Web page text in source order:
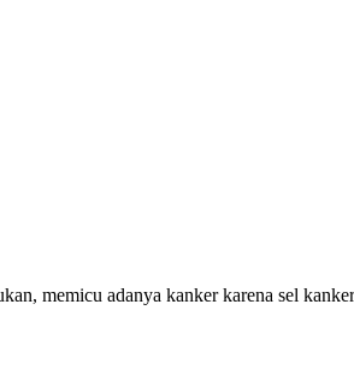
memicu adanya kanker karena sel